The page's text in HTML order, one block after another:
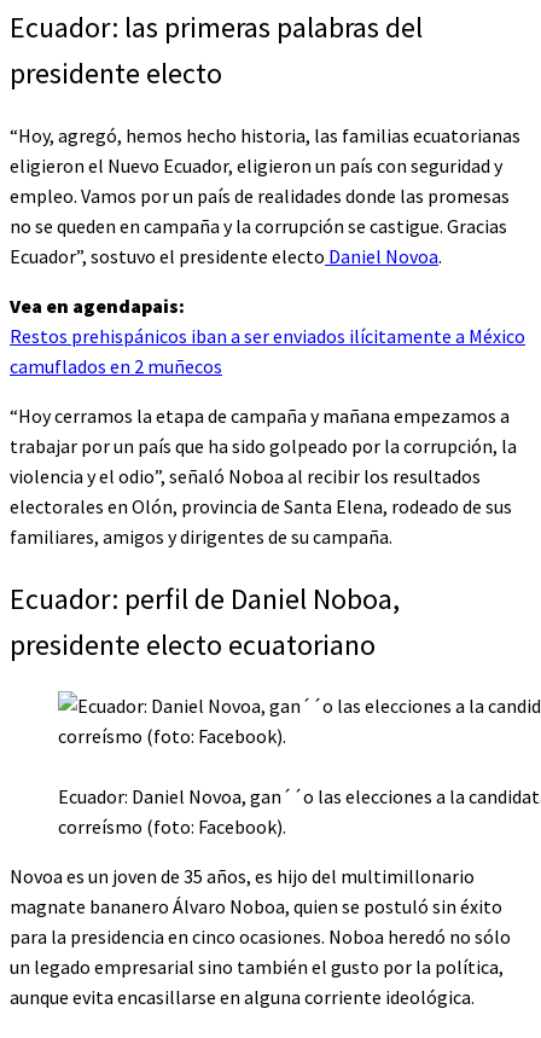
Ecuador: las primeras palabras del
presidente electo
“Hoy, agregó, hemos hecho historia, las familias ecuatorianas
eligieron el Nuevo Ecuador, eligieron un país con seguridad y
empleo. Vamos por un país de realidades donde las promesas
no se queden en campaña y la corrupción se castigue. Gracias
Ecuador”, sostuvo el presidente electo Daniel Novoa.
Vea en agendapais:
Restos prehispánicos iban a ser enviados ilícitamente a México
camuflados en 2 muñecos
“Hoy cerramos la etapa de campaña y mañana empezamos a
trabajar por un país que ha sido golpeado por la corrupción, la
violencia y el odio”, señaló Noboa al recibir los resultados
electorales en Olón, provincia de Santa Elena, rodeado de sus
familiares, amigos y dirigentes de su campaña.
Ecuador: perfil de Daniel Noboa,
presidente electo ecuatoriano
Ecuador: Daniel Novoa, gan´´o las elecciones a la
correísmo (foto: Facebook).
Novoa es un joven de 35 años, es hijo del multimillonario
magnate bananero Álvaro Noboa, quien se postuló sin éxito
para la presidencia en cinco ocasiones. Noboa heredó no sólo
un legado empresarial sino también el gusto por la política,
aunque evita encasillarse en alguna corriente ideológica.